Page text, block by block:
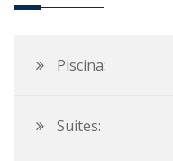
Piscina:
Suites: